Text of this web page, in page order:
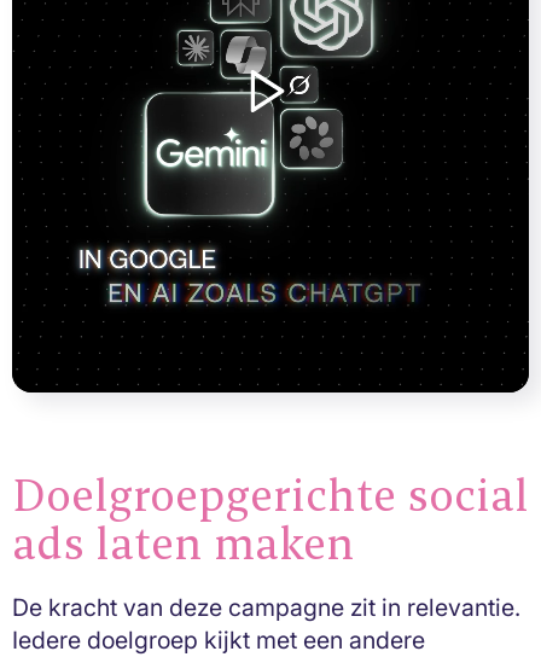
Doelgroepgerichte social
ads laten maken
De kracht van deze campagne zit in relevantie.
Iedere doelgroep kijkt met een andere